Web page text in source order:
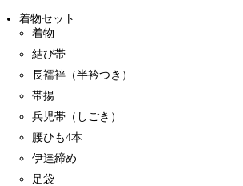
着物セット
着物
結び帯
長襦袢（半衿つき）
帯揚
兵児帯（しごき）
腰ひも4本
伊達締め
足袋